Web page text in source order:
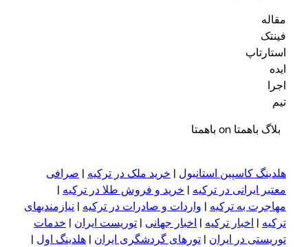
مقاله
فینتک
استارتاپ
ایده
اجرا
تیم
بلاگ باهمتا on باهمتا
هلدینگ کاسپین استانبول | خرید ملک در ترکیه | صرافی
معتبر ایرانی در ترکیه | خرید و فروش طلا در ترکیه |
مهاجرت به ترکیه | واردات و صادرات در ترکیه | نیازمندیهای
ترکیه | اخبار ترکیه | اخبار جهانی | توریست ایران | خدمات
توریستی در ایران | تورهای گردشگری ایران | هلدینگ اول |